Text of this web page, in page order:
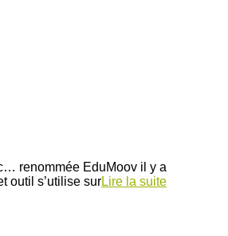
renommée EduMoov il y a
outil s’utilise surLire la suite